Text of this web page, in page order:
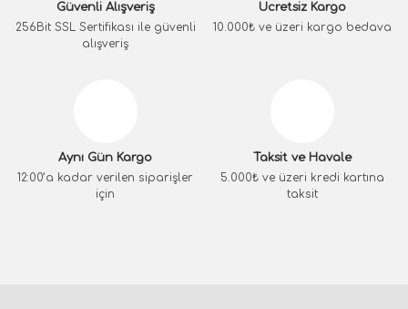
Güvenli Alışveriş
256Bit SSL Sertifikası ile güvenli
alışveriş
Ücretsiz Kargo
10.000₺ ve üzeri kargo bedava
Aynı Gün Kargo
12:00’a kadar verilen siparişler
için
Taksit ve Havale
5.000₺ ve üzeri kredi kartına
taksit